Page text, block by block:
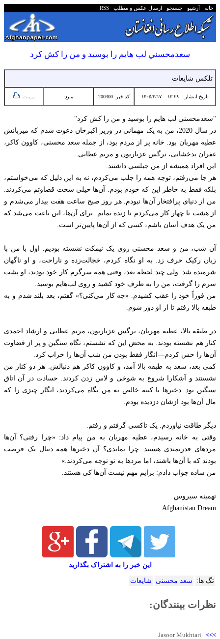
خانه آرشیو جستجو ارسال عکس و مطلب RSS
سعدمحسني لب هايم را بوسيد و من را كش كرد
تلکس شایعات
تاریخ انتشار:۱۳:۲۸ ۱۴۰۵/۳/۱۷ کد خبر: 200300 منبع: پرینت
"سعدمحسني لب هايم را بوسيد و من را كش كرد"
در سال 2020، من به یک مهمانی در وزیر اکبرخان دعوت شدم که میزبانش
عطیه مهربان بود. خانه پر از مردم بود، از جمله سعد محسنی، کاوون کاکر،
غفران بدخشانی، نرگس عزیاریون و مریم عطایی.
این افراد همیشه از من جيلسي داشتند.
هر جا می‌رفتم، توجه همه را جلب می‌کردم، نه به این دلیل که می‌خواستم،
بلکه فقط به خاطر این که خودم بودم. آن‌ها خیلی سخت قضاوتم می‌کردند.
من از دنیای پرافتخار آن‌ها نبودم. هر روز صبح ساعت هفت بیدار می‌شدم و
از هشت تا چهار کار می‌کردم تا زنده بمانم. برای آن‌ها، این باعث می‌شد که
من یک هدف آسان باشم، کسی که از آن‌ها پایین‌تر است.
آن شب، من و سعد محسنی روی یک نیمکت نشسته بودیم. اول با من با
زبان رکیک حرف زد. به او نگاه کردم، خجالت‌زده و ناراحت، و او ناگهان
شرمنده شد. ولی چند لحظه بعد، وقتی همه سرگرم کار خود بودند، او پشت
سرم را گرفت، من را به طرف خود کشید و روی لب‌هایم بوسید.
من فوراً خود را عقب کشیدم. «چه کار می‌کنی؟» گفتم، بعد بلند شدم و به
طبقه بالا رفتم تا از او دور شوم.
در طبقه بالا، عطیه مهربان، نرگس عزیاریون، مریم عطایی و ارشاد احمدی
کنار هم نشسته بودند. به محض این که نشستم، نگاه سنگین و پر از قضاوت
آن‌ها را حس کردم—انگار فقط بودن من شب آن‌ها را خراب کرد.
کمی بعد، سعد به طبقه بالا آمد، و کاوون کاکر هم دنبالش. هر دو کنار من
نشستند و آشکارا شروع به شوخی و لاس زدن کردند. حسادت در آن اتاق
سنگین بود. دخترها با کینه خالص به من نگاه می‌کردند، انگار چیزی را که
مال آن‌ها بود ازشان دزدیده بودم.
دیگر طاقت نیاوردم. یک تاکسی گرفتم و رفتم.
وقتی به خانه رسیدم، عطیه مهربان به من پیام داد: «چرا رفتی؟ آن‌ها
مردهای قدرتمندی هستند. چرا نماندی؟ آن دخترها همه دنبال یک فرصت
بودند که با آن‌ها باشند، اما مردها به تو توجه می‌کردند.»
من ساده جواب دادم: برایم مهم نیست آن‌ها کی هستند.
تهمينه سيروس
Afghanistan Dream
این خبر را به اشتراک بگذارید
تگ ها: سعد محسنی شایعات
نظرات بینندگان:
>>>
Jasoor Mukhtari